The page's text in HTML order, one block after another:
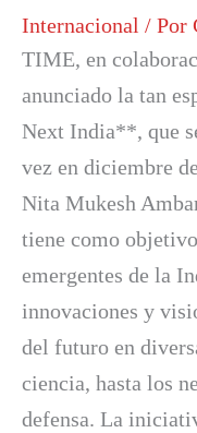
Internacional / Por
TIME, en
anunciado la tan
Next India**, que
vez en diciembre
Nita Mukesh
tiene como
emergentes de la
innovaciones y
del futuro en
ciencia, hasta los
defensa. La